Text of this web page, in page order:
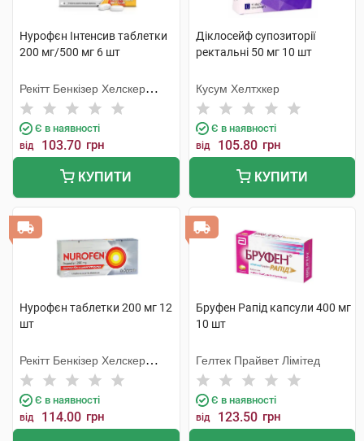
Нурофєн Інтенсив таблетки
200 мг/500 мг 6 шт
Рекітт Бенкізер Хелскер
Інтернешнл
Є в наявності
від 103.70 грн
КУПИТИ
Діклосейф супозиторії
ректальні 50 мг 10 шт
Кусум Хелтхкер
Є в наявності
від 105.80 грн
КУПИТИ
Нурофєн таблетки 200 мг 12
шт
Рекітт Бенкізер Хелскер
Інтернешнл
Є в наявності
від 114.00 грн
Бруфен Рапід капсули 400 мг
10 шт
Гелтек Прайвет Лімітед
Є в наявності
від 123.50 грн